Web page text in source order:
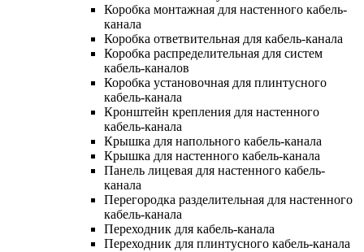
Коробка монтажная для настенного кабель-
канала
Коробка ответвительная для кабель-канала
Коробка распределительная для систем
кабель-каналов
Коробка установочная для плинтусного
кабель-канала
Кронштейн крепления для настенного
кабель-канала
Крышка для напольного кабель-канала
Крышка для настенного кабель-канала
Панель лицевая для настенного кабель-
канала
Перегородка разделительная для настенного
кабель-канала
Переходник для кабель-канала
Переходник для плинтусного кабель-канала